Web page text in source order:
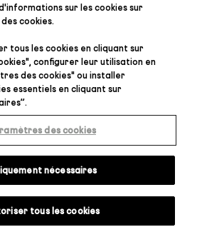
sur les cookies sur
cookies.
tous les cookies en cliquant sur
", configurer leur utilisation en
des cookies" ou installer
essentiels en cliquant sur
”.
des cookies
nécessaires
tous les cookies